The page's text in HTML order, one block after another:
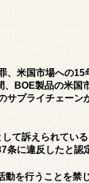
、米国市場への15
、BOE製品の米国
サプライチェーン
て訴えられてい
に違反したと認
動を行うことを禁